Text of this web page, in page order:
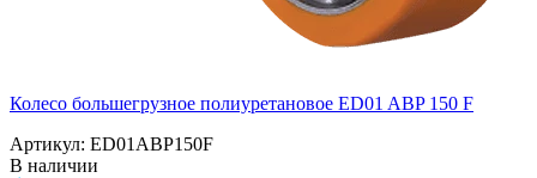
Колесо большегрузное полиуретановое ED01 ABP 150 F
Артикул: ED01ABP150F
В наличии